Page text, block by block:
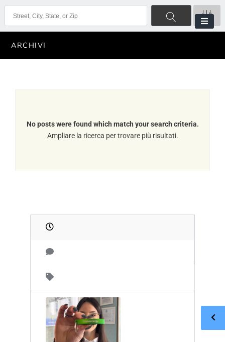
ARCHIVI
No posts were found which match your search criteria.
Ampliare la ricerca per trovare più risultati.